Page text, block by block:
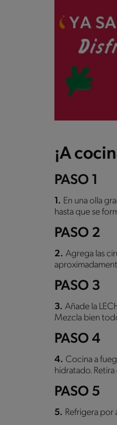
¡A
PASO 1
1. En una olla
hasta que se
PASO 2
2. Agrega las
PASO 3
3. Añade la
Mezcla bien
PASO 4
4. Cocina a
hidratado.
PASO 5
5. Refrigera por